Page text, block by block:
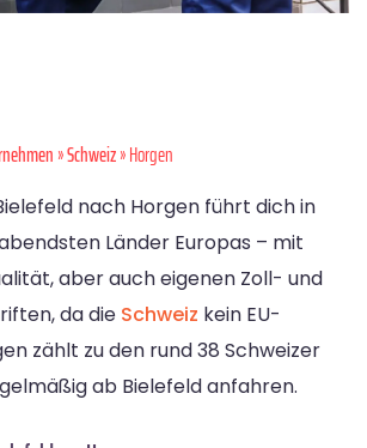
»Schweiz» Horgen
nach Horgen führt dich in
Länder Europas – mit
aber auch eigenen Zoll- und
da die Schweiz kein EU-
zählt zu den rund 38 Schweizer
ab Bielefeld anfahren.